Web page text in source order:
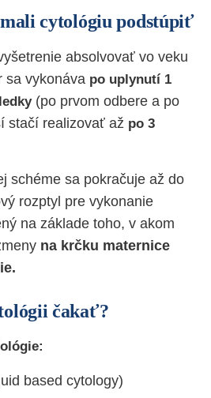
mali cytológiu podstúpiť
absolvovať vo veku
sa vykonáva po uplynutí 1
(po prvom odbere a po
stačí realizovať až po 3
schéme sa pokračuje až do
rozptyl pre vykonanie
na základe toho, v akom
na krčku maternice
čakať?
based cytology)